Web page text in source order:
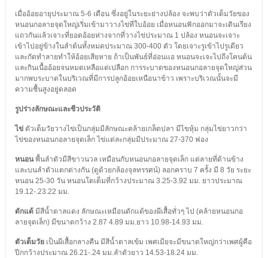
เมื่ออ้อยอายุประมาณ 5-6 เดือน ซึ่งอยู่ในระยะย่างปล้อง จะพบว่าตัวเต็มวัยของ
หนอนกอลายจุดใหญ่เริ่มเข้ามาวางไข่ที่ใบอ้อย เมื่อหนอนฟักออกมาจะเดินเรียง
แถวกันแล้วเจาะที่ยอดอ้อยห่างจากที่วางไข่ประมาณ 1 ปล้อง หนอนจะเจาะ
เข้าไปอยู่ข้างในลำต้นทั้งหมดประมาณ 300-400 ตัว โดยเจาะรูเข้าไปรูเดียว
และกัดทำลายทำให้อ้อยเสียหาย ถ้าเป็นพันธ์ที่อ่อนแอ หนอนจะเจะไปถึงโคนต้น
และกินเนื้ออ้อยจนหมดเหลือแต่เปลือก การระบาดของหนอนกอลายจุดใหญ่ส่วน
มากพบระบาดในบริเวณที่มีการปลูกอ้อยเหนือนาข้าว เพราะบริเวณนั้นจะมี
ความชื้นสูงอยู่ตลอด
รูปร่างลักษณะและชีวประวัติ
ไข่ ตัวเต็มวัยวางไข่เป็นกลุ่มมีลักษณะคล้ายเกล็ดปลา มีไขหุ้ม กลุ่มไข่ยาวกว่า
ไข่ของหนอนกอลายจุดเล็ก ไข่แต่ละกลุ่มมีประมาณ 27-370 ฟอง
หนอนพื้นลำตัวมีสีขาวนวล เหมือนกับหนอนกอลายจุดเล็ก แต่ลายที่ด้านข้าง
และบนลำตัวแตกต่างกัน (ดูด้วยกล้องจุลทรรศน์) ลอกคราบ 7 ครั้ง มี 8 วัย ระยะ
หนอน 25-30 วัน หนอนโตเต็มที่กว้างประมาณ 3.25-3.92 มม. ยาวประมาณ
19.12-.23.22 มม.
ดักแด้ มีสีน้ำตาลแดง ลักษณะเหมือนดักแด้ของผีเสื้อทั่วๆ ไป (คล้ายหนอนกอ
ลายจุดเล็ก) มีขนาดกว้าง 2.87 4.89 มม.ยาว 10.98-14.93 มม.
ตัวเต็มวัย เป็นผีเสื้อกลางคืน มีสีน้ำตาลเข้ม เพศเมียจะมีขนาดใหญ่กว่าเพศผู้คือ
ปีกกว้างประมาณ 26.21-.24 มม.ลำตัวยาว 14.53-18.24 มม.